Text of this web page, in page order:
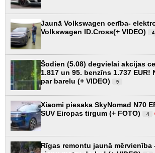
Jaunā Volkswagen cerība-
Volkswagen ID.Cross(+ VIDEO)
4
Šodien (5.08) degvielai akcijas
1.817 un 95. benzīns 1.737 EUR!
par barelu (+ VIDEO)
9
Xiaomi piesaka SkyNomad N70
SUV Eiropas tirgum (+ FOTO)
4
Rīgas remontu jaunā